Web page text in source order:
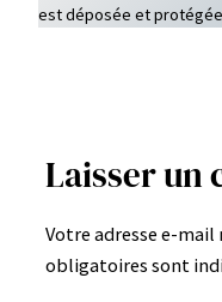
est déposée et protégée
Laisser un
Votre adresse e-mail
obligatoires sont